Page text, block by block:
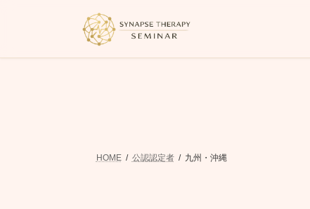
HOME 公認認定者 九州・沖縄